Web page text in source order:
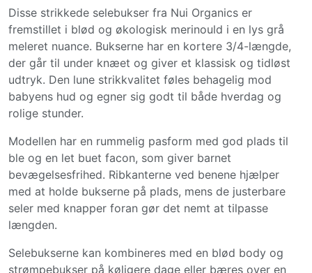
Disse strikkede selebukser fra Nui Organics er
fremstillet i blød og økologisk merinould i en lys grå
meleret nuance. Bukserne har en kortere 3/4-længde,
der går til under knæet og giver et klassisk og tidløst
udtryk. Den lune strikkvalitet føles behagelig mod
babyens hud og egner sig godt til både hverdag og
rolige stunder.
Modellen har en rummelig pasform med god plads til
ble og en let buet facon, som giver barnet
bevægelsesfrihed. Ribkanterne ved benene hjælper
med at holde bukserne på plads, mens de justerbare
seler med knapper foran gør det nemt at tilpasse
længden.
Selebukserne kan kombineres med en blød body og
strømpebukser på køligere dage eller bæres over en